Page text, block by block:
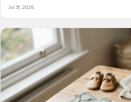
Jul 31, 2026